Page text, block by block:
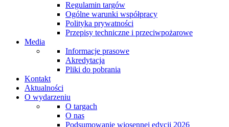
Regulamin targów
Ogólne warunki współpracy
Polityka prywatności
Przepisy techniczne i przeciwpożarowe
Media
Informacje prasowe
Akredytacja
Pliki do pobrania
Kontakt
Aktualności
O wydarzeniu
O targach
O nas
Podsumowanie wiosennej edycji 2026